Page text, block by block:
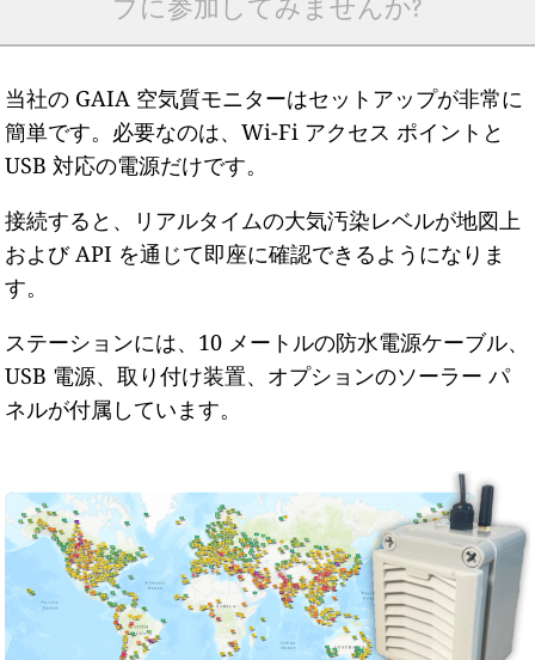
プに参加してみませんか?
当社の GAIA 空気質モニターはセットアップが非常に
簡単です。必要なのは、Wi-Fi アクセス ポイントと
USB 対応の電源だけです。
接続すると、リアルタイムの大気汚染レベルが地図上
および API を通じて即座に確認できるようになりま
す。
ステーションには、10 メートルの防水電源ケーブル、
USB 電源、取り付け装置、オプションのソーラー パ
ネルが付属しています。